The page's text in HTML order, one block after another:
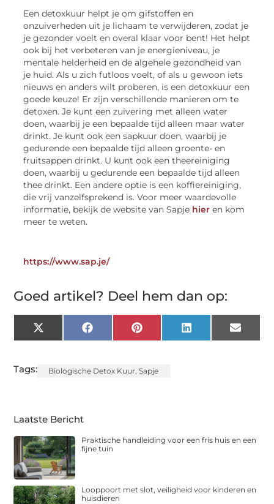
Een detoxkuur helpt je om gifstoffen en
onzuiverheden uit je lichaam te verwijderen, zodat je
je gezonder voelt en overal klaar voor bent! Het helpt
ook bij het verbeteren van je energieniveau, je
mentale helderheid en de algehele gezondheid van
je huid. Als u zich futloos voelt, of als u gewoon iets
nieuws en anders wilt proberen, is een detoxkuur een
goede keuze! Er zijn verschillende manieren om te
detoxen. Je kunt een zuivering met alleen water
doen, waarbij je een bepaalde tijd alleen maar water
drinkt. Je kunt ook een sapkuur doen, waarbij je
gedurende een bepaalde tijd alleen groente- en
fruitsappen drinkt. U kunt ook een theereiniging
doen, waarbij u gedurende een bepaalde tijd alleen
thee drinkt. Een andere optie is een koffiereiniging,
die vrij vanzelfsprekend is. Voor meer waardevolle
informatie, bekijk de website van Sapje hier en kom
meer te weten.
https://www.sap.je/
Goed artikel? Deel hem dan op:
X
(Twitter)
FacebookPinterest LinkedIn Email
Tags: Biologische Detox Kuur,Sapje
Laatste Bericht
Praktische handleiding voor een fris huis en een
fijne tuin
Looppoort met slot, veiligheid voor kinderen en
huisdieren